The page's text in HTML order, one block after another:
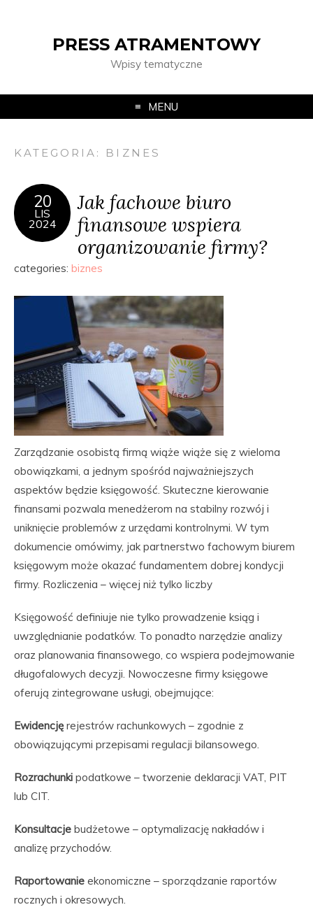
PRESS ATRAMENTOWY
Wpisy tematyczne
MENU
KATEGORIA: BIZNES
20
LIS
2024
Jak fachowe biuro
finansowe wspiera
organizowanie firmy?
categories: biznes
Zarządzanie osobistą firmą wiąże wiąże się z wieloma
obowiązkami, a jednym spośród najważniejszych
aspektów będzie księgowość. Skuteczne kierowanie
finansami pozwala menedżerom na stabilny rozwój i
uniknięcie problemów z urzędami kontrolnymi. W tym
dokumencie omówimy, jak partnerstwo fachowym biurem
księgowym może okazać fundamentem dobrej kondycji
firmy. Rozliczenia – więcej niż tylko liczby
Księgowość definiuje nie tylko prowadzenie ksiąg i
uwzględnianie podatków. To ponadto narzędzie analizy
oraz planowania finansowego, co wspiera podejmowanie
długofalowych decyzji. Nowoczesne firmy księgowe
oferują zintegrowane usługi, obejmujące:
Ewidencjęrejestrów rachunkowych – zgodnie z
obowiązującymi przepisami regulacji bilansowego.
Rozrachunki podatkowe – tworzenie deklaracji VAT, PIT
lub CIT.
Konsultacje budżetowe – optymalizację nakładów i
analizę przychodów.
Raportowanie ekonomiczne – sporządzanie raportów
rocznych i okresowych.